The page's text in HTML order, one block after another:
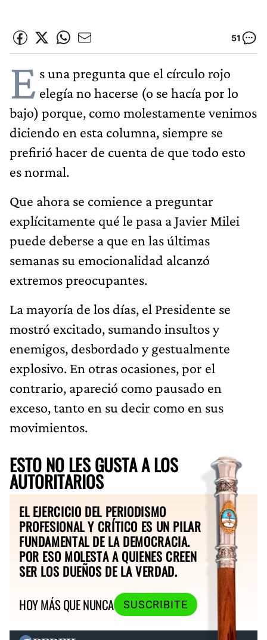
51
E s una pregunta que el círculo rojo
elegía no hacerse (o se hacía por lo
bajo) porque, como molestamente venimos
diciendo en esta columna, siempre se
prefirió hacer de cuenta de que todo esto
es normal.
Que ahora se comience a preguntar
explícitamente qué le pasa a Javier Milei
puede deberse a que en las últimas
semanas su emocionalidad alcanzó
extremos preocupantes.
La mayoría de los días, el Presidente se
mostró excitado, sumando insultos y
enemigos, desbordado y gestualmente
explosivo. En otras ocasiones, por el
contrario, apareció como pausado en
exceso, tanto en su decir como en sus
movimientos.
ESTO NO LES GUSTA A LOS
AUTORITARIOS
EL EJERCICIO DEL PERIODISMO
PROFESIONAL Y CRÍTICO ES UN PILAR
FUNDAMENTAL DE LA DEMOCRACIA.
POR ESO MOLESTA A QUIENES CREEN
SER LOS DUEÑOS DE LA VERDAD.
HOY MÁS QUE NUNCA
SUSCRIBITE